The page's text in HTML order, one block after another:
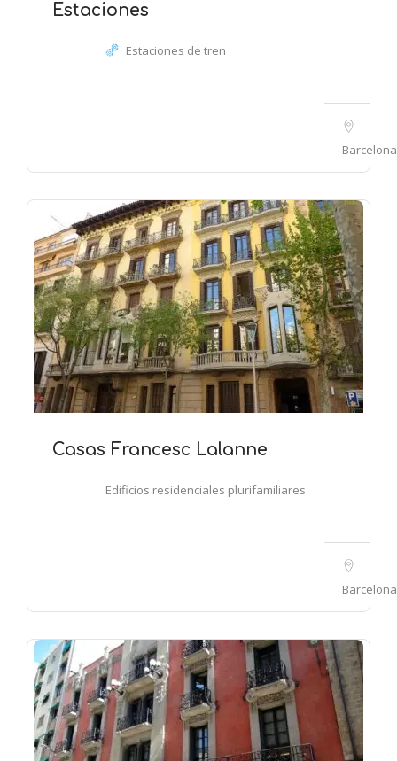
Estaciones
Estaciones de tren
Barcelona
Casas Francesc Lalanne
Edificios residenciales plurifamiliares
Barcelona